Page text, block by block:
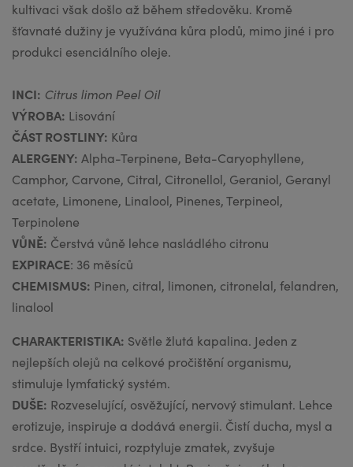
kultivaci však došlo až během středověku. Kromě
šťavnaté dužiny je využívána kůra plodů, mimo jiné i pro
produkci esenciálního oleje.
INCI: Citrus limon Peel Oil
VÝROBA: Lisování
ČÁST ROSTLINY: Kůra
ALERGENY: Alpha-Terpinene, Beta-Caryophyllene,
Camphor, Carvone, Citral, Citronellol, Geraniol, Geranyl
acetate, Limonene, Linalool, Pinenes, Terpineol,
Terpinolene
VŮNĚ: Čerstvá vůně lehce nasládlého citronu
EXPIRACE: 36 měsíců
CHEMISMUS: Pinen, citral, limonen, citronelal, felandren,
linalool
CHARAKTERISTIKA: Světle žlutá kapalina. Jeden z
nejlepších olejů na celkové pročištění organismu,
stimuluje lymfatický systém.
DUŠE: Rozveselující, osvěžující, nervový stimulant. Lehce
erotizuje, inspiruje a dodává energii. Čistí ducha, mysl a
srdce. Bystří intuici, rozptyluje zmatek, zvyšuje